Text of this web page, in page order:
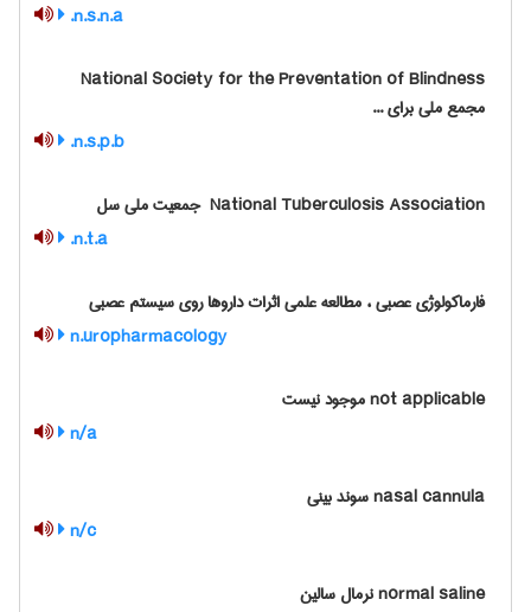
n.s.n.a.
‎ National Society for the Preventation of Blindness
مجمع ملی برای ...
n.s.p.b.
‎ National Tuberculosis Association جمعیت ملی سل
n.t.a.
فارماکولوژی عصبی ، مطالعه علمی اثرات داروها روی سیستم عصبی
n.uropharmacology
not applicable موجود نیست
n/a
nasal cannula سوند بینی
n/c
normal saline نرمال سالین